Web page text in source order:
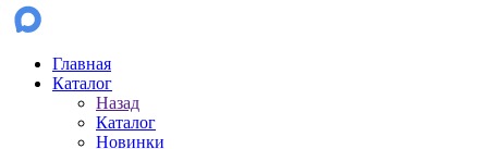
Главная
Каталог
Назад
Каталог
Новинки